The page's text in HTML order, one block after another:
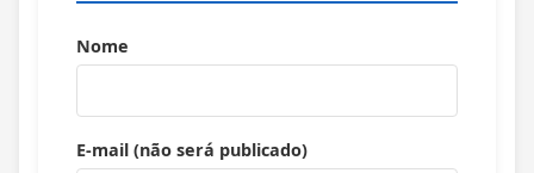
Nome
E-mail (não será publicado)